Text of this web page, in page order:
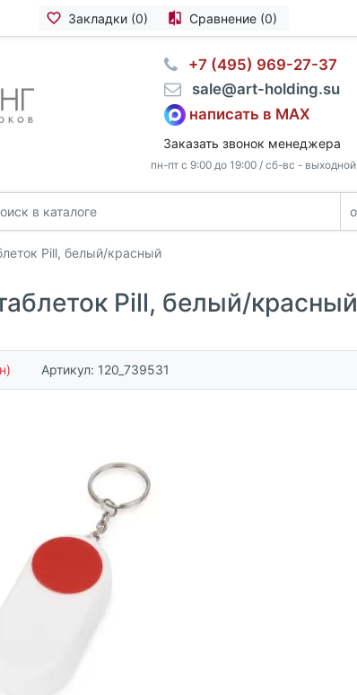
Закладки (0) Сравнение (0)
⠀+7 (495) 969-27-37
⠀sale@art-holding.su
написать в MAX
Заказать звонок менеджера
пн-пт с 9:00 до 19:00 / сб-вс - выходной
Pill, белый/красный
Pill, белый/красный
Артикул: 120_739531